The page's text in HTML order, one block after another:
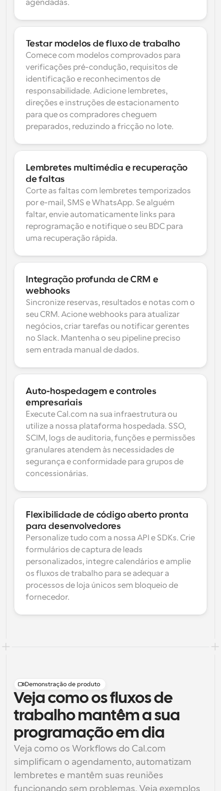
agendadas.
Testar modelos de fluxo de trabalho
Comece com modelos comprovados para
verificações pré-condução, requisitos de
identificação e reconhecimentos de
responsabilidade. Adicione lembretes,
direções e instruções de estacionamento
para que os compradores cheguem
preparados, reduzindo a fricção no lote.
Lembretes multimédia e recuperação
de faltas
Corte as faltas com lembretes temporizados
por e-mail, SMS e WhatsApp. Se alguém
faltar, envie automaticamente links para
reprogramação e notifique o seu BDC para
uma recuperação rápida.
Integração profunda de CRM e
webhooks
Sincronize reservas, resultados e notas com o
seu CRM. Acione webhooks para atualizar
negócios, criar tarefas ou notificar gerentes
no Slack. Mantenha o seu pipeline preciso
sem entrada manual de dados.
Auto-hospedagem e controles
empresariais
Execute Cal.com na sua infraestrutura ou
utilize a nossa plataforma hospedada. SSO,
SCIM, logs de auditoria, funções e permissões
granulares atendem às necessidades de
segurança e conformidade para grupos de
concessionárias.
Flexibilidade de código aberto pronta
para desenvolvedores
Personalize tudo com a nossa API e SDKs. Crie
formulários de captura de leads
personalizados, integre calendários e amplie
os fluxos de trabalho para se adequar a
processos de loja únicos sem bloqueio de
fornecedor.
Demonstração de produto
Veja como os fluxos de
trabalho mantêm a sua
programação em dia
Veja como os Workflows do Cal.com
simplificam o agendamento, automatizam
lembretes e mantêm suas reuniões
funcionando sem problemas. Veja exemplos